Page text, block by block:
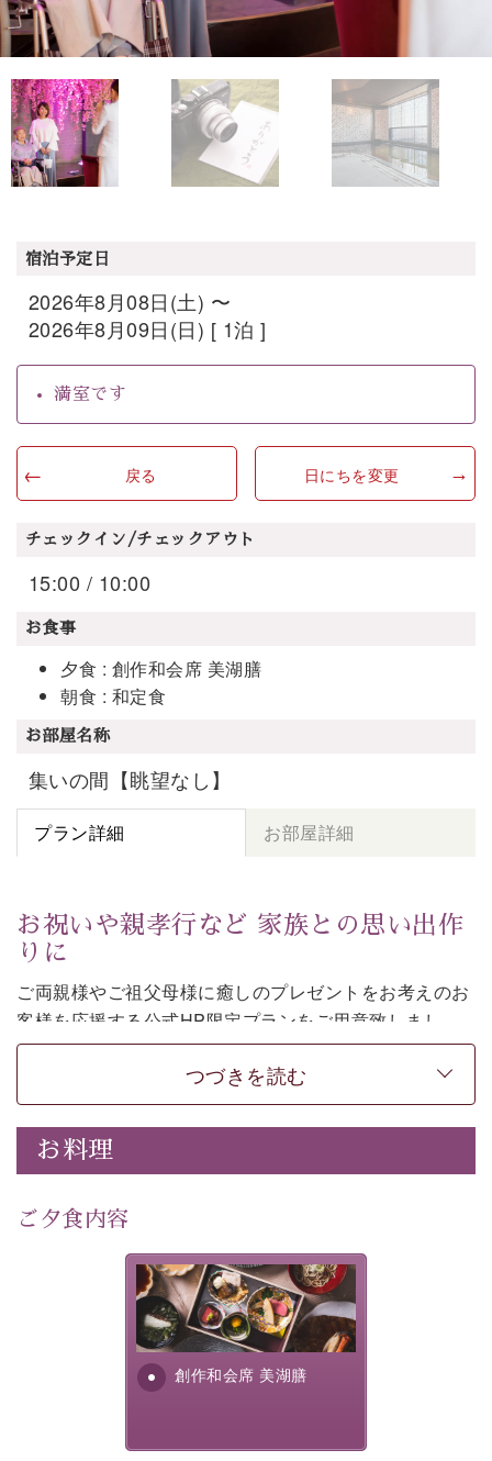
宿泊予定日
2026年8月08日(土) 〜
2026年8月09日(日) [ 1泊 ]
満室です
戻る 日にちを変更
チェックイン/チェックアウト
15:00 / 10:00
お食事
夕食 : 創作和会席 美湖膳
朝食 : 和定食
お部屋名称
集いの間【眺望なし】
プラン詳細 お部屋詳細
お祝いや親孝行など 家族との思い出作
りに
ご両親様やご祖父母様に癒しのプレゼントをお考えのお
客様を応援する公式HP限定プランをご用意致しまし
た。
日頃なかなか言えない感謝の気持ちを
お伝えし
てみてはいかがでしょうか。
-----------【安心への取り組み】----------
個室料亭、貸切風呂のご利用が可能な上、 安心安全にご
30項目以上からなる独自の衛生・消毒プログラムの基、
---------------------------------------------
・記念写真＆オリジナル【フォトフレームカード】プレ
思い出デザートプレート付き
・諏訪大社4社を巡る無料参拝バス（事前予約制）
つづきを読む
お料理
ご夕食内容
創作和会席 美湖膳
美湖膳とは諏訪の地で特別を
提供する為に料理長・神原 裕
明が考え出した創作和会席で
す。美しい諏訪湖の幸...